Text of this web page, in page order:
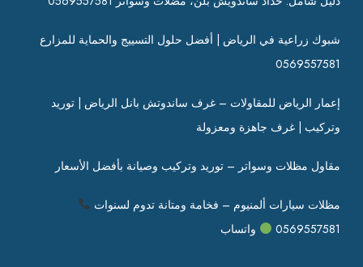
شبوك زراعية في الرياض | أفضل حلول التسييج والحماية للمزارع
0569557581
إعمار الرياض للمقاولات – غرف ساندوتش بانل الرياض | توريد
وتركيب | غرف جاهزة ومعزولة
مقاول مظلات وسواتر – توريد وتركيب وصيانة بأفضل الأسعار
مظلات سيارات ألمنيوم – فخامة ومتانة تدوم لسنوات
0569557581
واتساب